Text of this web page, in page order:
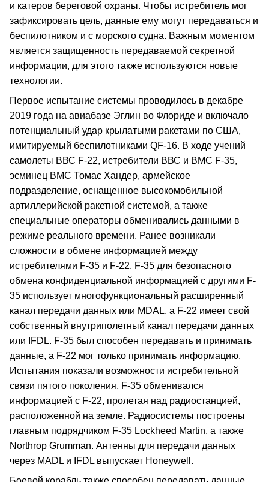
и катеров береговой охраны. Чтобы истребитель мог
зафиксировать цель, данные ему могут передаваться и
беспилотником и с морского судна. Важным моментом
является защищенность передаваемой секретной
информации, для этого также используются новые
технологии.
Первое испытание системы проводилось в декабре
2019 года на авиабазе Эглин во Флориде и включало
потенциальный удар крылатыми ракетами по США,
имитируемый беспилотниками QF-16. В ходе учений
самолеты ВВС F-22, истребители ВВС и ВМС F-35,
эсминец ВМС Томас Хандер, армейское
подразделение, оснащенное высокомобильной
артиллерийской ракетной системой, а также
специальные операторы обменивались данными в
режиме реального времени. Ранее возникали
сложности в обмене информацией между
истребителями F-35 и F-22. F-35 для безопасного
обмена конфиденциальной информацией с другими F-
35 использует многофункциональный расширенный
канал передачи данных или MDAL, а F-22 имеет свой
собственный внутриполетный канал передачи данных
или IFDL. F-35 был способен передавать и принимать
данные, а F-22 мог только принимать информацию.
Испытания показали возможности истребительной
связи пятого поколения, F-35 обменивался
информацией с F-22, пролетая над радиостанцией,
расположенной на земле. Радиосистемы построены
главным подрядчиком F-35 Lockheed Martin, а также
Northrop Grumman. Антенны для передачи данных
через MADL и IFDL выпускает Honeywell.